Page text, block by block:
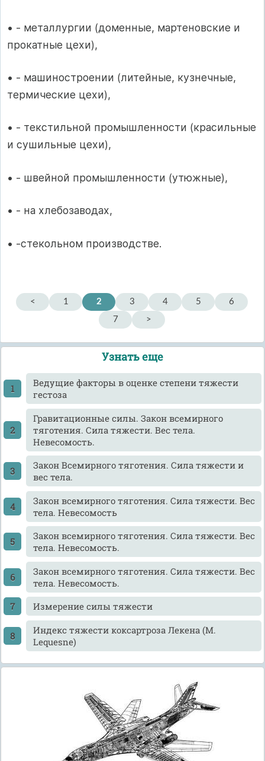
• - металлургии (доменные, мартеновские и
прокатные цехи),
• - машиностроении (литейные, кузнечные,
термические цехи),
• - текстильной промышленности (красильные
и сушильные цехи),
• - швейной промышленности (утюжные),
• - на хлебозаводах,
• -стекольном производстве.
< 1 2 3 4 5
6
7
>
Узнать еще
Ведущие факторы в оценке степени тяжести
гестоза
Гравитационные силы. Закон всемирного
тяготения. Сила тяжести. Вес тела.
Невесомость.
Закон Всемирного тяготения. Сила тяжести и
вес тела.
Закон всемирного тяготения. Сила тяжести. Вес
тела. Невесомость
Закон всемирного тяготения. Сила тяжести. Вес
тела. Невесомость.
Закон всемирного тяготения. Сила тяжести. Вес
тела. Невесомость.
Измерение силы тяжести
Индекс тяжести коксартроза Лекена (M.
Lequesne)